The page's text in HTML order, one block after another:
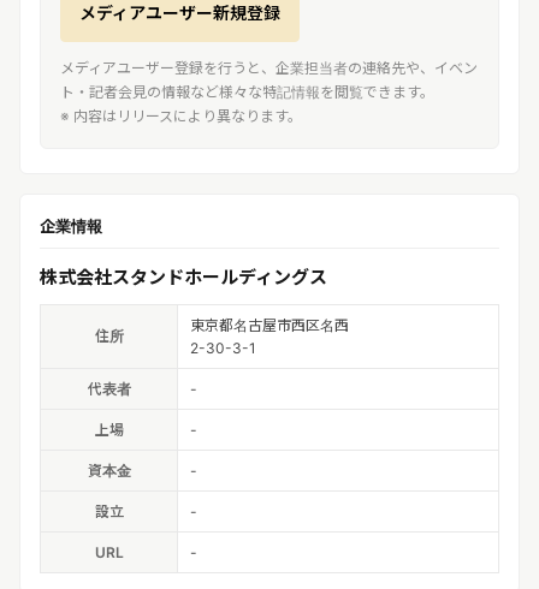
メディアユーザー新規登録
メディアユーザー登録を行うと、企業担当者の連絡先や、イベン
ト・記者会見の情報など様々な特記情報を閲覧できます。
※ 内容はリリースにより異なります。
企業情報
株式会社スタンドホールディングス
住所
東京都名古屋市西区名西
2-30-3-1
代表者 -
上場 -
資本金 -
設立 -
URL -